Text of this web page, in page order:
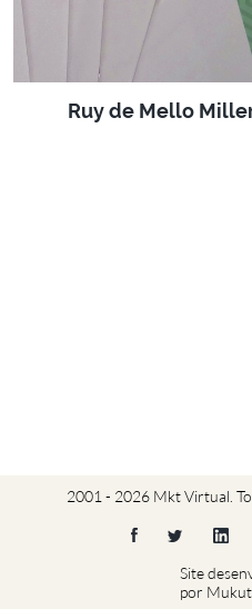
Ruy de Mello
2001 - 2026 Mkt Virtual.
Site
por